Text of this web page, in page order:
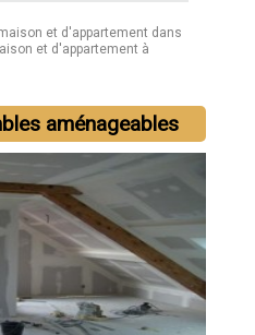
et d'appartement dans
et d'appartement à
aménageables